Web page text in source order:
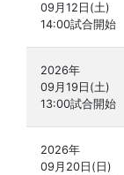
09月12日(土)
2026年
09月19日(土)
2026年
09月20日(日)